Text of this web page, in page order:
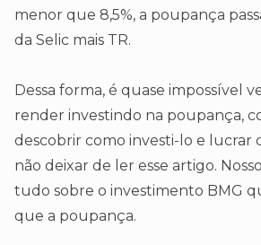
menor que 8,5%, a poupança
da Selic mais TR.
Dessa forma, é quase impossível
render investindo na poupança,
descobrir como investi-lo e lucrar
não deixar de ler esse artigo.
tudo sobre o investimento BMG
que a poupança.